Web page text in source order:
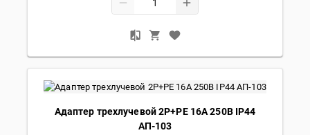
Адаптер трехлучевой 2Р+РЕ 16А 250В IP44
АП-103